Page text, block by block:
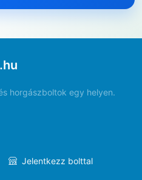
horgászboltok egy helyen.
Jelentkezz bolttal